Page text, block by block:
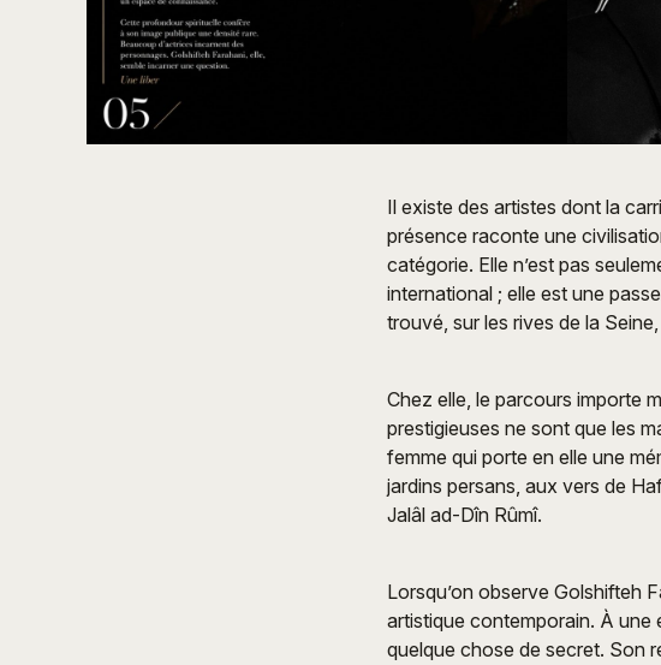
Il existe des artistes dont la
présence raconte une
catégorie. Elle n’est pas
international ; elle est une
trouvé, sur les rives de la
Chez elle, le parcours importe
prestigieuses ne sont que les
femme qui porte en elle une
jardins persans, aux vers de
Jalâl ad-Dîn Rûmî.
Lorsqu’on observe Golshifteh
artistique contemporain. À une
quelque chose de secret. Son